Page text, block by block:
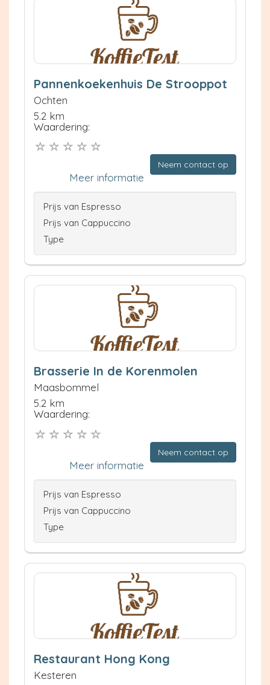
Pannenkoekenhuis De Strooppot
Ochten
5.2 km
Waardering:
Neem contact op
Meer informatie
Prijs van Espresso
Prijs van Cappuccino
Type
Brasserie In de Korenmolen
Maasbommel
5.2 km
Waardering:
Neem contact op
Meer informatie
Prijs van Espresso
Prijs van Cappuccino
Type
Restaurant Hong Kong
Kesteren